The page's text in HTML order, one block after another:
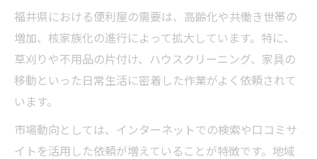
福井で便利屋を開業するための資金計画と
工夫
独立開業前に知るべき福井の便利屋需要の
特徴
高齢者サポートに役立つ便利屋運営法
福井県における便利屋の需要は、高齢化や共働き世帯の
増加、核家族化の進行によって拡大しています。特に、
草刈りや不用品の片付け、ハウスクリーニング、家具の
移動といった日常生活に密着した作業がよく依頼されて
います。
市場動向としては、インターネットでの検索や口コミサ
イトを活用した依頼が増えていることが特徴です。地域